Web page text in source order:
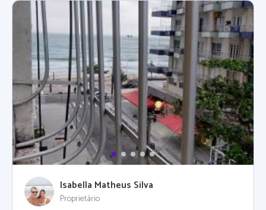
Isabella Matheus Silva
Proprietário